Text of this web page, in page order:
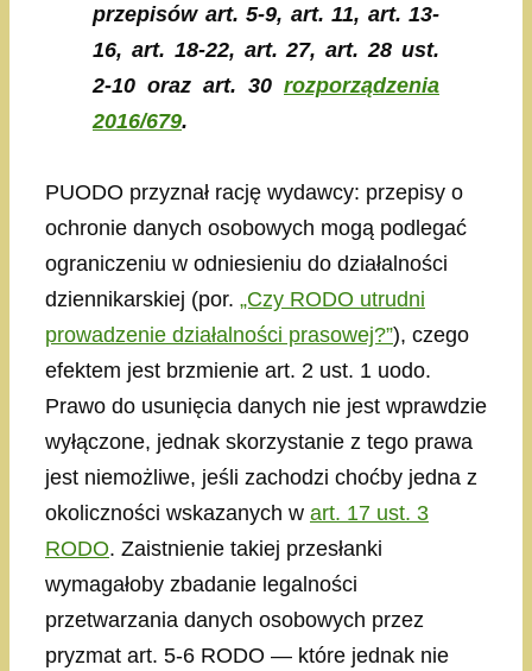
przepisów art. 5-9, art. 11, art. 13-
16, art. 18-22, art. 27, art. 28 ust.
2-10 oraz art. 30 rozporządzenia
2016/679.
PUODO przyznał rację wydawcy: przepisy o
ochronie danych osobowych mogą podlegać
ograniczeniu w odniesieniu do działalności
dziennikarskiej (por. „Czy RODO utrudni
prowadzenie działalności prasowej?”), czego
efektem jest brzmienie art. 2 ust. 1 uodo.
Prawo do usunięcia danych nie jest wprawdzie
wyłączone, jednak skorzystanie z tego prawa
jest niemożliwe, jeśli zachodzi choćby jedna z
okoliczności wskazanych w art. 17 ust. 3
RODO. Zaistnienie takiej przesłanki
wymagałoby zbadanie legalności
przetwarzania danych osobowych przez
pryzmat art. 5-6 RODO — które jednak nie